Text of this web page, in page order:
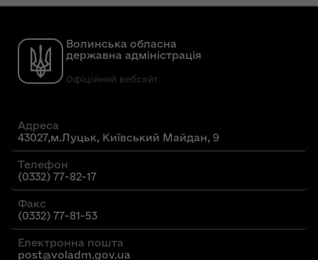
Волинська обласна
державна адміністрація
Офіційний вебсайт
Адреса
43027,м.Луцьк, Київський Майдан, 9
Телефон
(0332) 77-82-17
Факс
(0332) 77-81-53
Електронна пошта
post@voladm.gov.ua